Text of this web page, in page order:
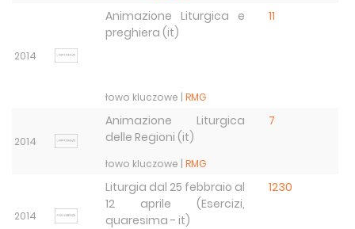
2014
Animazione Liturgica e
preghiera (it)
łowo kluczowe | RMG
11
2014
Animazione Liturgica
delle Regioni (it)
łowo kluczowe | RMG
7
2014
Liturgia dal 25 febbraio al
12 aprile (Esercizi,
quaresima - it)
1230